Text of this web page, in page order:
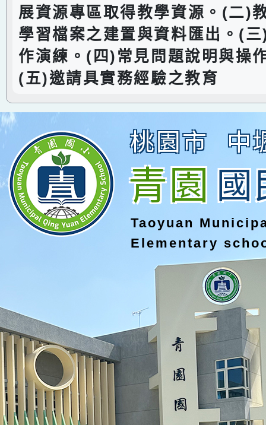
展資源專區取得教學資源。(二)
學習檔案之建置與資料匯出。(
作演練。(四)常見問題說明與操
(五)邀請具實務經驗之教育
桃園市 中
青園國
Taoyuan
Elementary